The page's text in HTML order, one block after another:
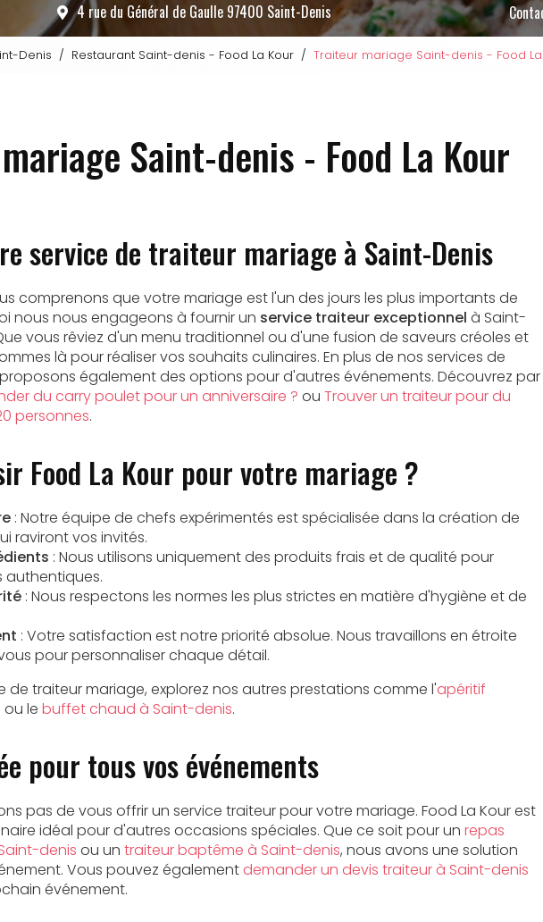
4 rue du Général de Gaulle 97400 Saint-Denis
Denis Restaurant Saint-denis - Food La Kour Traiteur mariage Saint-denis - Food
Saint-denis - Food La Kour
service de traiteur mariage à Saint-Denis
comprenons que votre mariage est l'un des jours les plus importants de
nous nous engageons à fournir un service traiteur exceptionnel à Saint-
vous rêviez d'un menu traditionnel ou d'une fusion de saveurs créoles et
là pour réaliser vos souhaits culinaires. En plus de nos services de
également des options pour d'autres événements. Découvrez par
du carry poulet pour un anniversaire ? ou Trouver un traiteur pour du
personnes.
Food La Kour pour votre mariage ?
: Notre équipe de chefs expérimentés est spécialisée dans la création de
raviront vos invités.
: Nous utilisons uniquement des produits frais et de qualité pour
authentiques.
: Nous respectons les normes les plus strictes en matière d'hygiène et de
: Votre satisfaction est notre priorité absolue. Nous travaillons en étroite
pour personnaliser chaque détail.
de traiteur mariage, explorez nos autres prestations comme l'apéritif
ou le buffet chaud à Saint-denis.
pour tous vos événements
pas de vous offrir un service traiteur pour votre mariage. Food La Kour est
idéal pour d'autres occasions spéciales. Que ce soit pour un repas
denis ou un traiteur baptême à Saint-denis, nous avons une solution
Vous pouvez égalementdemander un devis traiteur à Saint-denis
événement.